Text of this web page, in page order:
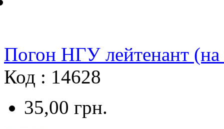
Погон НГУ лейтенант (на
Код : 14628
35,00 грн.